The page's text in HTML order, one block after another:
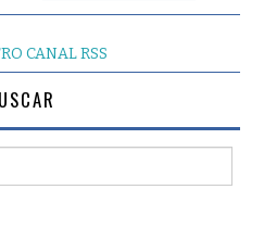
CANAL RSS